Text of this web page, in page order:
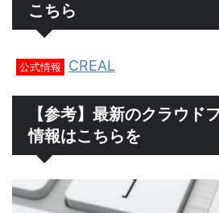
こちら
公式情報 CREAL
【参考】最新のクラウド
情報はこちらを